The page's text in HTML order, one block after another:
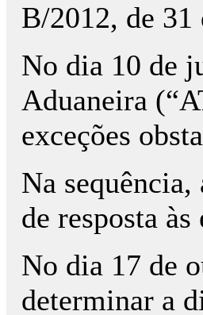
B/2012, de 31
No dia 10 de
Aduaneira
exceções
Na
de resposta
No dia 17 de
determinar a